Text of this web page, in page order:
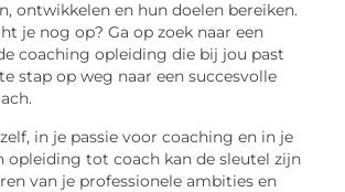
ontwikkelen en hun doelen bereiken.
je nog op? Ga op zoek naar een
coaching opleiding die bij jou past
stap op weg naar een succesvolle
in je passie voor coaching en in je
opleiding tot coach kan de sleutel zijn
van je professionele ambities en